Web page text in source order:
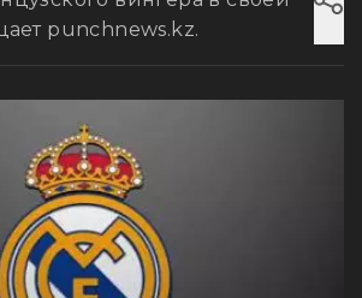
punchnews.kz.